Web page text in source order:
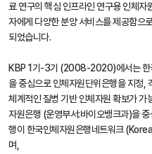
료 연구의 핵심 인프라인 연구용 인체자
자에게 다양한 분양 서비스를 제공함으
되었습니다.
KBP 1기-3기 (2008-2020)에서는 한
을 중심으로 인체자원단위은행을 지정,
체계적인 질병 기반 인체자원 확보가 가
자원은행 (운영부서:바이오뱅크과)을
행이 한국인체자원은행네트워크
며,